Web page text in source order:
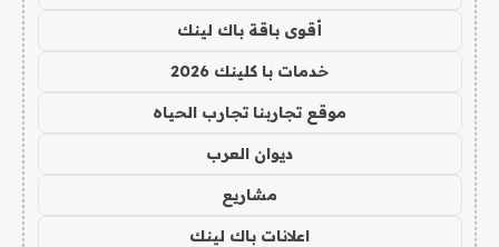
أقوى باقة باك لينك
خدمات با كلينك 2026
موقع تجاربنا تجارب الحياه
ديوان العرب
مشاريع
اعلانات باك لينك